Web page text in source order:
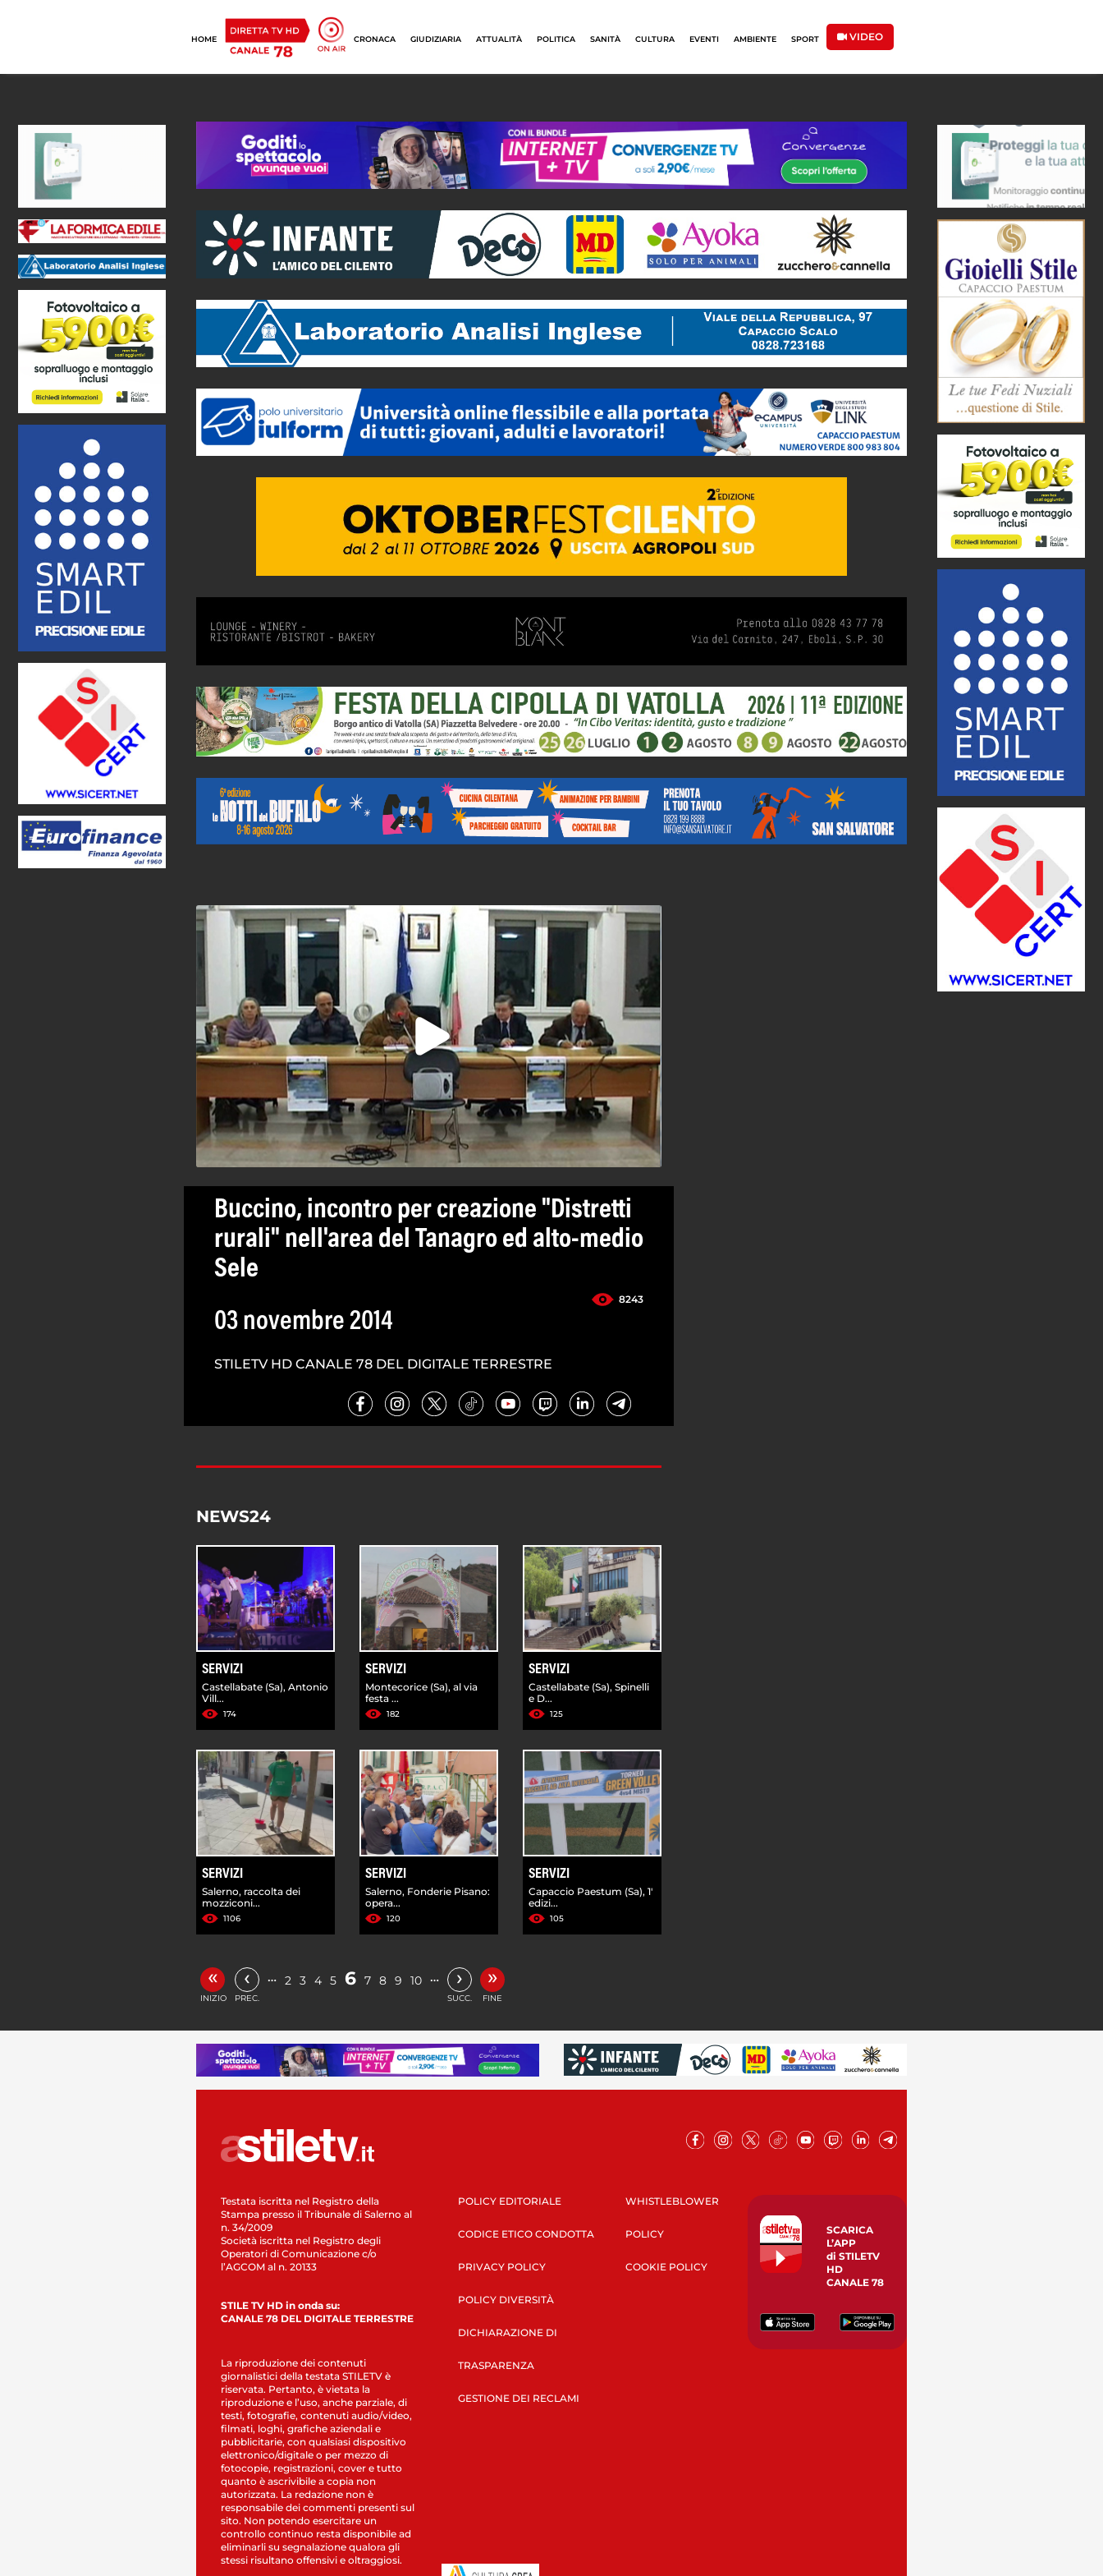
HOME CRONACA GIUDIZIARIA ATTUALITÀ POLITICA SANITÀ CULTURA EVENTI AMBIENTE SPORT VIDEO
Buccino, incontro per creazione "Distretti
rurali" nell'area del Tanagro ed alto-medio
Sele
8243
03 novembre 2014
STILETV HD CANALE 78 DEL DIGITALE TERRESTRE
NEWS24
SERVIZI
Castellabate (Sa), Antonio
Vill...
174
SERVIZI
Montecorice (Sa), al via
festa ...
182
SERVIZI
Castellabate (Sa), Spinelli
e D...
125
SERVIZI
Salerno, raccolta dei
mozziconi...
1106
SERVIZI
Salerno, Fonderie Pisano:
opera...
120
SERVIZI
Capaccio Paestum (Sa), 1'
edizi...
105
«
INIZIO
‹
PREC.
… 2 3 4 5 6 7 8 9 10 … ›
SUCC.
»
FINE
Testata iscritta nel Registro della
Stampa presso il Tribunale di Salerno al
n. 34/2009
Società iscritta nel Registro degli
Operatori di Comunicazione c/o
l’AGCOM al n. 20133
STILE TV HD in onda su:
CANALE 78 DEL DIGITALE TERRESTRE
La riproduzione dei contenuti
giornalistici della testata STILETV è
riservata. Pertanto, è vietata la
riproduzione e l’uso, anche parziale, di
testi, fotografie, contenuti audio/video,
filmati, loghi, grafiche aziendali e
pubblicitarie, con qualsiasi dispositivo
elettronico/digitale o per mezzo di
fotocopie, registrazioni, cover e tutto
quanto è ascrivibile a copia non
autorizzata. La redazione non è
responsabile dei commenti presenti sul
sito. Non potendo esercitare un
controllo continuo resta disponibile ad
eliminarli su segnalazione qualora gli
stessi risultano offensivi e oltraggiosi.
POLICY EDITORIALE
CODICE ETICO CONDOTTA
PRIVACY POLICY
POLICY DIVERSITÀ
DICHIARAZIONE DI
TRASPARENZA
GESTIONE DEI RECLAMI
WHISTLEBLOWER
POLICY
COOKIE POLICY
SCARICA
L’APP
di STILETV
HD
CANALE 78